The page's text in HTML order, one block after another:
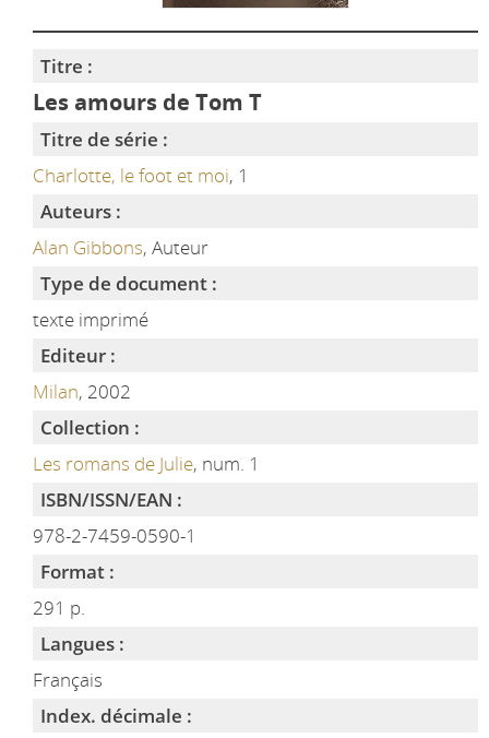
Titre :
Les amours de Tom T
Titre de série :
Charlotte, le foot et moi, 1
Auteurs :
Alan Gibbons, Auteur
Type de document :
texte imprimé
Editeur :
Milan, 2002
Collection :
Les romans de Julie, num. 1
ISBN/ISSN/EAN :
978-2-7459-0590-1
Format :
291 p.
Langues :
Français
Index. décimale :